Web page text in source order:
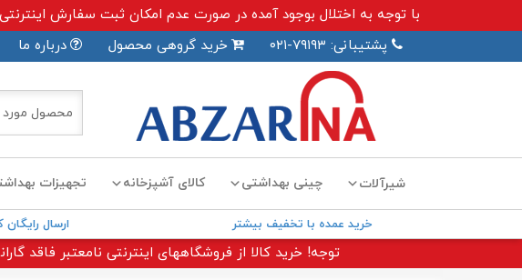
با توجه به اختلال بوجود آمده در صورت عدم امکان ثبت سفارش اینترنتی با شماره ۰۲۱۷۹۱۹۳
پشتیبانی: ۷۹۱۹۳-۰۲۱
خرید گروهی محصول درباره ما
شیرآلات چینی بهداشتی کالای آشپزخانه تجهیزات
خرید عمده با تخفیف بیشتر ارسال رایگان
توجه! خرید کالا از فروشگاههای اینترنتی نامعتبر فاقد